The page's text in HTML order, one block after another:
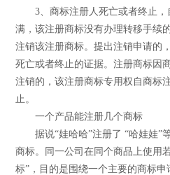
3、商标注册人死亡或者终止，
满，该注册商标没有办理转移手续
注销该注册商标。提出注销申请的
死亡或者终止的证据。注册商标因
注销的，该注册商标专用权自商标
止。
一个产品能注册几个商标
据说“娃哈哈”注册了 “哈娃娃”
商标。同一公司在同个商品上使用
标”，目的是围绕一个主要的商标